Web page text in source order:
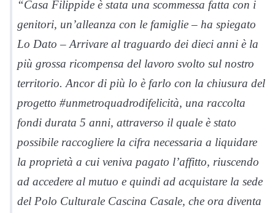
“Casa Filippide è stata una scommessa fatta con i
genitori, un’alleanza con le famiglie – ha spiegato
Lo Dato – Arrivare al traguardo dei dieci anni è la
più grossa ricompensa del lavoro svolto sul nostro
territorio. Ancor di più lo è farlo con la chiusura del
progetto #unmetroquadrodifelicità, una raccolta
fondi durata 5 anni, attraverso il quale è stato
possibile raccogliere la cifra necessaria a liquidare
la proprietà a cui veniva pagato l’affitto, riuscendo
ad accedere al mutuo e quindi ad acquistare la sede
del Polo Culturale Cascina Casale, che ora diventa